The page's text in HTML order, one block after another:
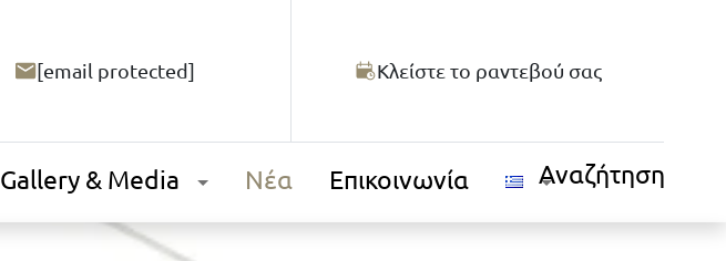
[email protected] Κλείστε το ραντεβού σας
Gallery & Media Νέα Επικοινωνία Αναζήτηση